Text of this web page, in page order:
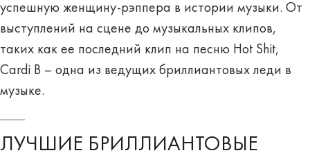
успешную женщину-рэппера в истории музыки. От
выступлений на сцене до музыкальных клипов,
таких как ее последний клип на песню Hot Shit,
Cardi B – одна из ведущих бриллиантовых леди в
музыке.
ЛУЧШИЕ БРИЛЛИАНТОВЫЕ